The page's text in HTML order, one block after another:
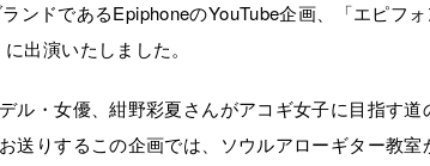
ンドであるEpiphoneのYouTube企画、「エピフ
出演いたしました。
ル・女優、紺野彩夏さんがアコギ女子に目指す
送りするこの企画では、ソウルアローギター教